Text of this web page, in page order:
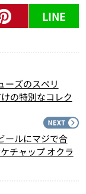
LINE
ーズのスペリ
の特別なコレク
ールにマジで合
チャップ オクラ